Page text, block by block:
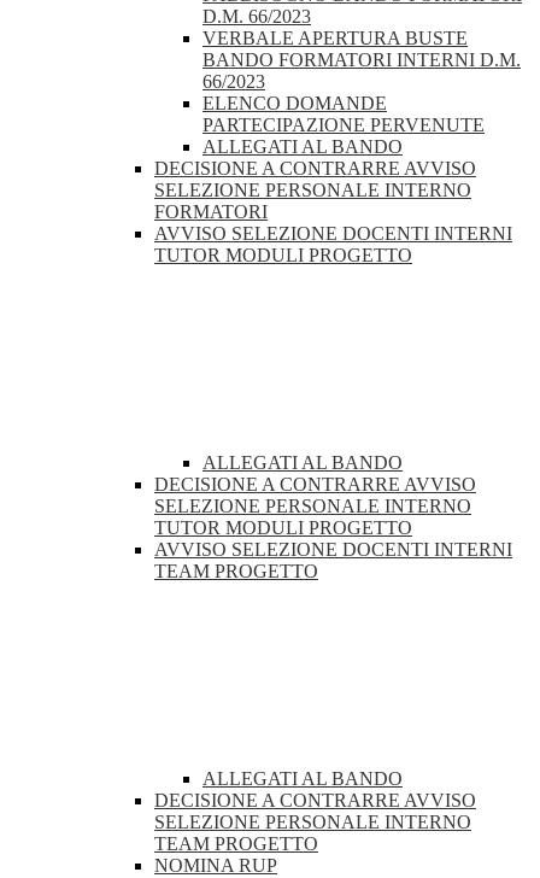
D.M. 66/2023
VERBALE APERTURA BUSTE
BANDO FORMATORI INTERNI D.M.
66/2023
ELENCO DOMANDE
PARTECIPAZIONE PERVENUTE
ALLEGATI AL BANDO
DECISIONE A CONTRARRE AVVISO
SELEZIONE PERSONALE INTERNO
FORMATORI
AVVISO SELEZIONE DOCENTI INTERNI
TUTOR MODULI PROGETTO
ALLEGATI AL BANDO
DECISIONE A CONTRARRE AVVISO
SELEZIONE PERSONALE INTERNO
TUTOR MODULI PROGETTO
AVVISO SELEZIONE DOCENTI INTERNI
TEAM PROGETTO
ALLEGATI AL BANDO
DECISIONE A CONTRARRE AVVISO
SELEZIONE PERSONALE INTERNO
TEAM PROGETTO
NOMINA RUP